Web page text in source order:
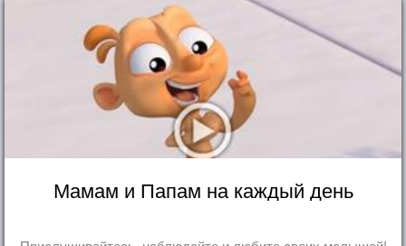
Мамам и Папам на каждый день